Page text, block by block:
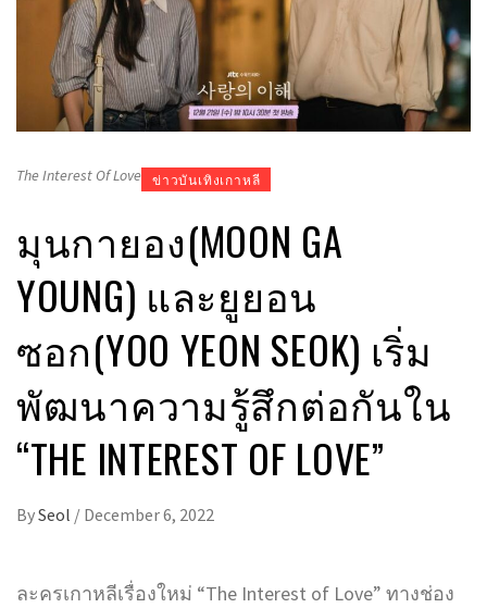
The Interest Of Love ข่าวบันเทิงเกาหลี
มุนกายอง(MOON GA
YOUNG) และยูยอน
ซอก(YOO YEON SEOK) เริ่ม
พัฒนาความรู้สึกต่อกันใน
“THE INTEREST OF LOVE”
BySeol / December 6, 2022
ละครเกาหลีเรื่องใหม่ “The Interest of Love” ทางช่อง